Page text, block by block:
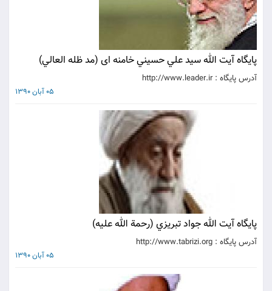
پايگاه آيت الله سيد علي حسيني خامنه ای (مد ظله العالي)
آدرس پايگاه : http://www.leader.ir
05 آبان 1390
پايگاه آيت الله جواد تبريزي (رحمة الله علیه)
آدرس پايگاه : http://www.tabrizi.org
05 آبان 1390